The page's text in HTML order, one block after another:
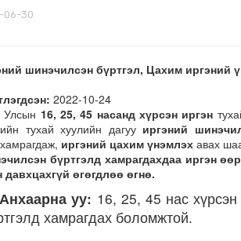
06-30
шинэчилсэн бүртгэл, Цахим иргэний
2022-10-24
Улсын 16, 25, 45 насанд хүрсэн иргэн
тухай хуулийн дагуу иргэний
иргэний цахим үнэмлэх авах
бүртгэлд хамрагдахдаа иргэн
өгөгдлөө өгнө.
Анхаарна уу: 16, 25, 45 нас
хамрагдах боломжтой.